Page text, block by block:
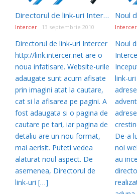
Directorul de link-uri Intercer – o noua infatisare si extindere
Intercer 13 septembrie 2010
Directorul de link-uri Intercer
http://link.intercer.net are o
noua infatisare. Website-urile
adaugate sunt acum afisate
prin imagini atat la cautare,
cat si la afisarea pe pagini. A
fost adaugata si o pagina de
cautare pe tari, iar pagina de
detaliu are un nou format,
mai aerisit. Puteti vedea
alaturat noul aspect. De
asemenea, Directorul de
link-uri […]
Intercer
Noul
link-
De-a
noi
au